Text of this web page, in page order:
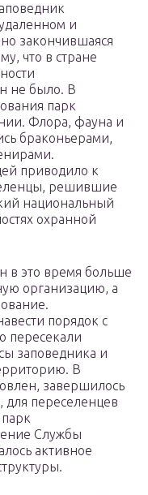
и
закончившаяся
что в стране
не было. В
парк
Флора, фауна и
браконьерами,
приводило к
решившие
национальный
охранной
в это время больше
организацию, а
порядок с
пересекали
заповедника и
В
завершилось
для переселенцев
Службы
активное